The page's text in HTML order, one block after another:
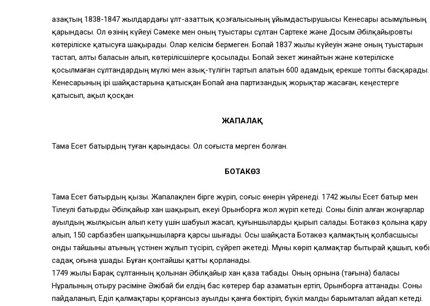
Қазақтың 1838-1847 жылдардағы ұлт-азаттық қозғалысының ұйымдасты­рушысы Кенесары Қасымұлының
қарындасы. Ол өзінің күйеуі Сәмеке мен оның туыстары сұлтан Сартеке және Досым Әбілқайыровты
көтеріліске қатысуға шақырады. Олар келісім бермеген. Бопай 1837 жылы күйеуін және оның туыстарын
тастап, алты баласын алып, көтерілісшілерге қосылады. Бопай зекет жинайтын және көтеріліске
қосылмаған сұлтандардың мүлкі мен азық-түлігін тартып алатын 600 адамдық ерекше топты басқарады.
Кенесарының ірі шайқастарына қатысқан Бопай ана партизандық жорықтар жасаған, кеңестерге
қатысып, ақыл қосқан.
ЖАПАЛАҚ
Тама Есет батырдың туған қарындасы. Ол соғыста мерген болған.
БОТАКӨЗ
Тама Есет батырдың қызы. Жапалақпен бірге жүріп, соғыс өнерін үйренеді. 1742 жылы Есет батыр мен
Тілеулі батырды Әбілқайыр хан шақырып, екеуі Орынборға жол жүріп кетеді. Соны біліп алған жоңғарлар
ауылдың жылқысын алып кету үшін шабуыл жасап, қуғыншыларды қырып салады. Ботакөз қолына қару
алып, 150 сарбазбен шапқыншыларға қарсы шығады. Осы шайқаста Ботакөз қалмақтың қолбасшысы
Қонды тайшыны атының үстінен жұлып түсіріп, сүйреп әкетеді. Мұны көріп қалмақтар бытырай қашып, көбі
садақ оғына ұшады. Бұған қонтайшы қатты қорланады.
1749 жылы Барақ сұлтанның қолынан Әбілқайыр хан қаза табады. Оның орнына (тағына) баласы
Нұралының отыру рәсіміне Әжібай би елдің бас көтерер бар азаматын ертіп, Орынборға аттанады. Соны
пайдаланып, Еділ қалмақтары қорғансыз ауылды қанға бөктіріп, бүкіл малды барымталап айдап кетеді.